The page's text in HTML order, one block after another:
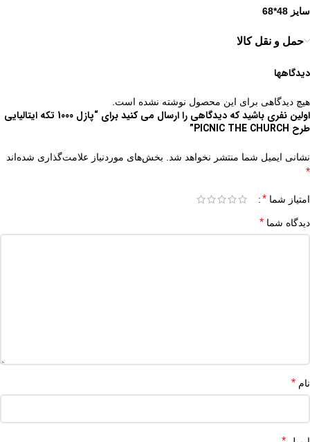
سایز 48*68
حمل و نقل کالا
دیدگاهها
هیچ دیدگاهی برای این محصول نوشته نشده است.
اولین نفری باشید که دیدگاهی را ارسال می کنید برای “پازل 1000 تکه ایتالیایی
طرح PICNIC THE CHURCH”
نشانی ایمیل شما منتشر نخواهد شد. بخش‌های موردنیاز علامت‌گذاری شده‌اند
*
امتیاز شما *
دیدگاه شما *
نام *